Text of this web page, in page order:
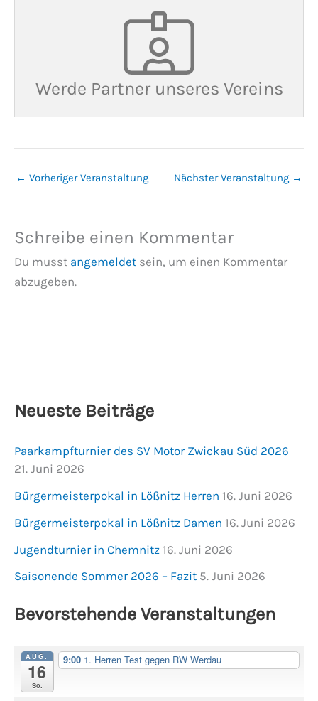
Werde Partner unseres Vereins
← Vorheriger Veranstaltung Nächster Veranstaltung →
Schreibe einen Kommentar
Du musst angemeldet sein, um einen Kommentar
abzugeben.
Neueste Beiträge
Paarkampfturnier des SV Motor Zwickau Süd 2026
21. Juni 2026
Bürgermeisterpokal in Lößnitz Herren 16. Juni 2026
Bürgermeisterpokal in Lößnitz Damen 16. Juni 2026
Jugendturnier in Chemnitz 16. Juni 2026
Saisonende Sommer 2026 – Fazit 5. Juni 2026
Bevorstehende Veranstaltungen
AUG.
16
So.
9:00 1. Herren Test gegen RW Werdau